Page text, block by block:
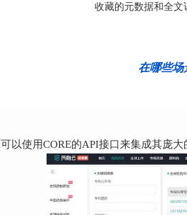
收藏的元数据和全文
在哪些场
以使用CORE的API接口来集成其庞